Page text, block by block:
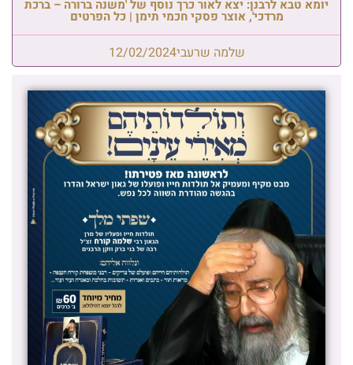
יומא טבא לרבנן: יצא לאור כרך נוסף של 'משנה ברורה – ברכת
מרדכי', אוצר פסקי חכמי תימן | כל הפרטים
שלמה שרעבי12/02/2024